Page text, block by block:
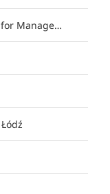
Akademia im. Jakuba z Paradyża w Gorzowie Wielkopolskim
Karkonoska Akademia Nauk Stosowanych w Jeleniej Górze
Digital Communication and Social Media for Management - Łódź